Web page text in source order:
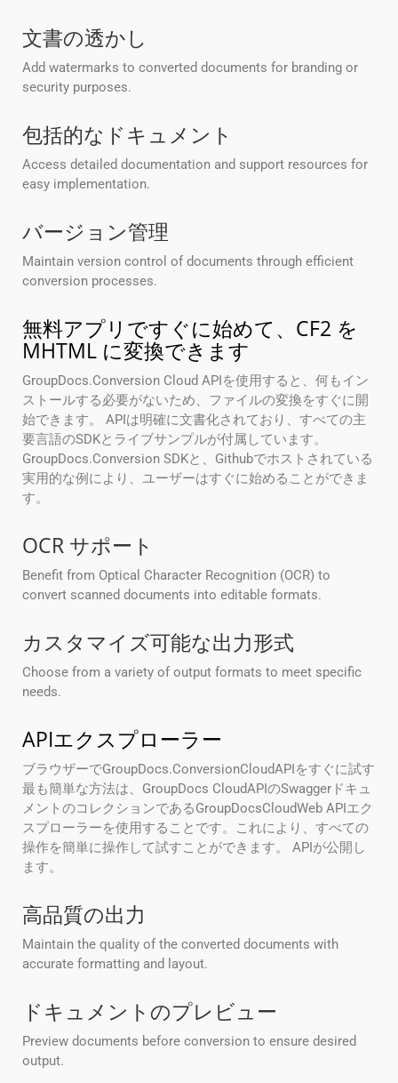
文書の透かし
Add watermarks to converted documents for branding or
security purposes.
包括的なドキュメント
Access detailed documentation and support resources for
easy implementation.
バージョン管理
Maintain version control of documents through efficient
conversion processes.
無料アプリですぐに始めて、CF2 を
MHTML に変換できます
GroupDocs.Conversion Cloud APIを使用すると、何もイン
ストールする必要がないため、ファイルの変換をすぐに開
始できます。 APIは明確に文書化されており、すべての主
要言語のSDKとライブサンプルが付属しています。
GroupDocs.Conversion SDKと、Githubでホストされている
実用的な例により、ユーザーはすぐに始めることができま
す。
OCR サポート
Benefit from Optical Character Recognition (OCR) to
convert scanned documents into editable formats.
カスタマイズ可能な出力形式
Choose from a variety of output formats to meet specific
needs.
APIエクスプローラー
ブラウザーでGroupDocs.ConversionCloudAPIをすぐに試す
最も簡単な方法は、GroupDocs CloudAPIのSwaggerドキュ
メントのコレクションであるGroupDocsCloudWeb APIエク
スプローラーを使用することです。これにより、すべての
操作を簡単に操作して試すことができます。 APIが公開し
ます。
高品質の出力
Maintain the quality of the converted documents with
accurate formatting and layout.
ドキュメントのプレビュー
Preview documents before conversion to ensure desired
output.